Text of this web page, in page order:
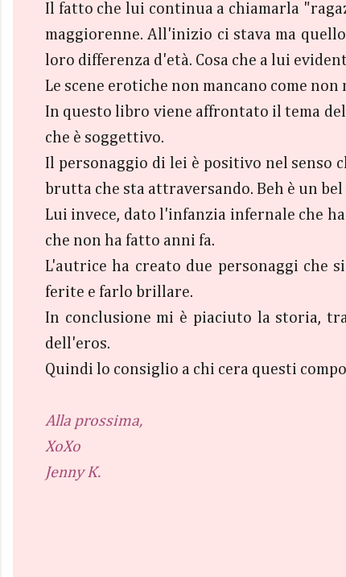
Il fatto che lui continua a chiamarla
maggiorenne. All'inizio ci stava ma
loro differenza d'età. Cosa che a lui
Le scene erotiche non mancano come
In questo libro viene affrontato il tema
che è soggettivo.
Il personaggio di lei è positivo nel senso
brutta che sta attraversando. Beh è un
Lui invece, dato l'infanzia infernale che
che non ha fatto anni fa.
L'autrice ha creato due personaggi che
ferite e farlo brillare.
In conclusione mi è piaciuto la storia,
dell'eros.
Quindi lo consiglio a chi cera questi
Alla prossima,
XoXo
Jenny K.